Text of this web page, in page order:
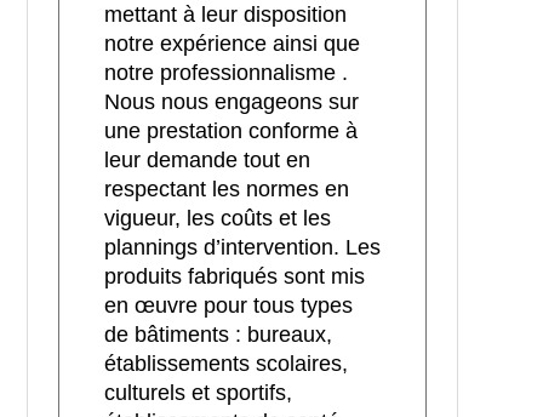
mettant à leur disposition
notre expérience ainsi que
notre professionnalisme .
Nous nous engageons sur
une prestation conforme à
leur demande tout en
respectant les normes en
vigueur, les coûts et les
plannings d’intervention. Les
produits fabriqués sont mis
en œuvre pour tous types
de bâtiments : bureaux,
établissements scolaires,
culturels et sportifs,